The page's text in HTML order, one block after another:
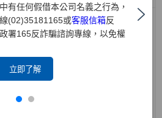
有任何假借本公司名義之行為，
(02)35181165或客服信箱反
署165反詐騙諮詢專線，以免權
立即了解
於官網新增興櫃
交易市場即時行
即時新聞及重大
訊息公告
官網提供下列專區
權證教學專區